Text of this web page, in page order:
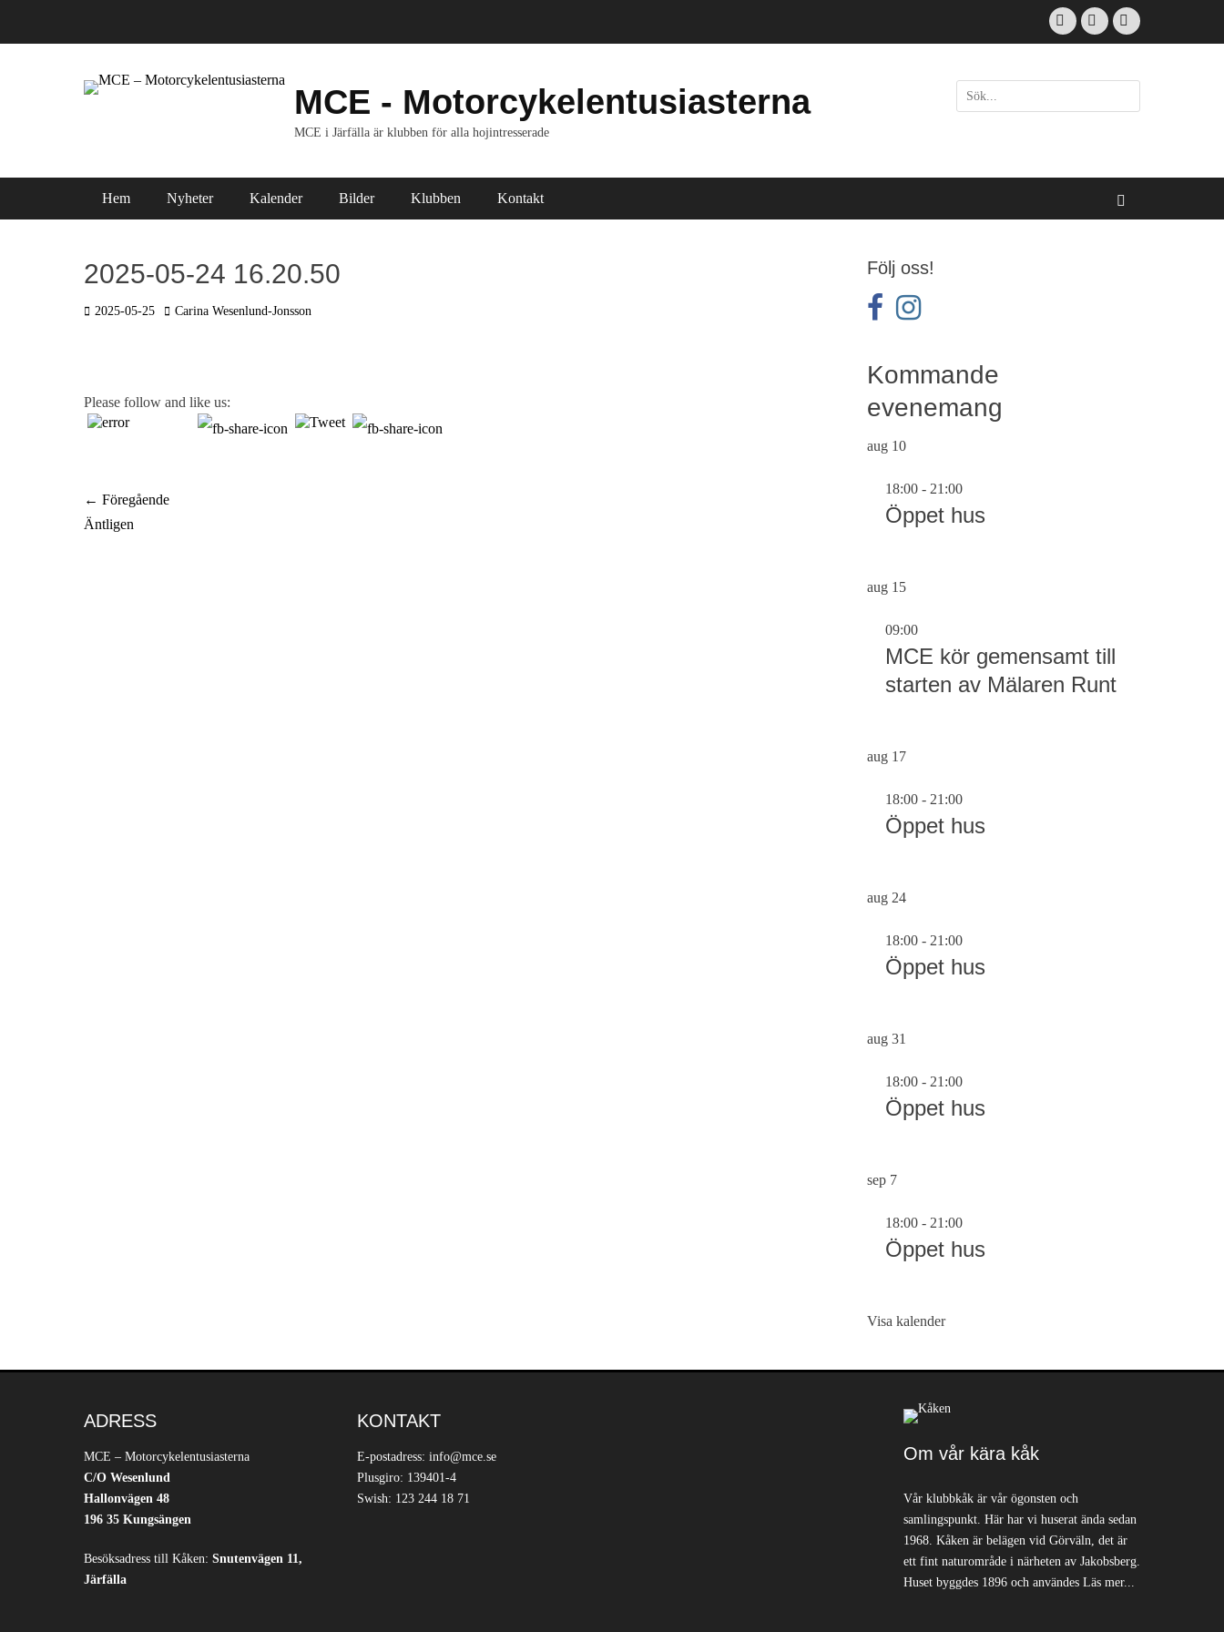
FacebookEmail Instagram
MCE - Motorcykelentusiasterna
MCE i Järfälla är klubben för alla hojintresserade
Sök
efter:
Primär meny
Hem Nyheter Kalender Bilder Klubben Kontakt
2025-05-24 16.20.50
Postades
2025-05-25 Författare
Carina Wesenlund-Jonsson
Please follow and like us:
Inläggsnavigering
← Föregående
Föregående
Äntligen
Följ oss!
facebook
instagram
Kommande
evenemang
aug 10
18:00 - 21:00
Öppet hus
aug 15
09:00
MCE kör gemensamt till
starten av Mälaren Runt
aug 17
18:00 - 21:00
Öppet hus
aug 24
18:00 - 21:00
Öppet hus
aug 31
18:00 - 21:00
Öppet hus
sep 7
18:00 - 21:00
Öppet hus
Visa kalender
ADRESS
MCE – Motorcykelentusiasterna
C/O Wesenlund
Hallonvägen 48
196 35 Kungsängen
Besöksadress till Kåken: Snutenvägen 11,
Järfälla
KONTAKT
E-postadress: info@mce.se
Plusgiro: 139401-4
Swish: 123 244 18 71
Om vår kära kåk
Vår klubbkåk är vår ögonsten och
samlingspunkt. Här har vi huserat ända sedan
1968. Kåken är belägen vid Görväln, det är
ett fint naturområde i närheten av Jakobsberg.
Huset byggdes 1896 och användes Läs mer...